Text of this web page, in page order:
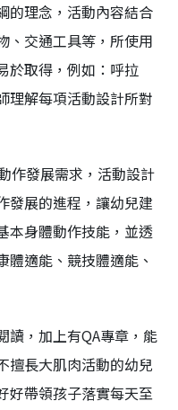
的理念，活動內容結合
、交通工具等，所使用
於取得，例如：呼拉
理解每項活動設計所對
作發展需求，活動設計
發展的進程，讓幼兒建
本身體動作技能，並透
適能、競技體適能、
讀，加上有QA專章，能
擅長大肌肉活動的幼兒
好帶領孩子落實每天至